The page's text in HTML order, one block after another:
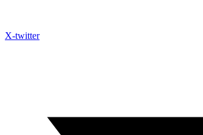
X-twitter